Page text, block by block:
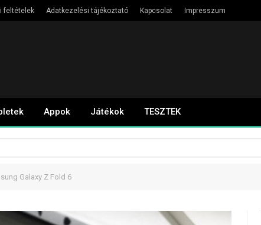
feltételek Adatkezelési tájékoztató Kapcsolat Impresszum
Appok Játékok TESZTEK
Galaxy Z Fold 6